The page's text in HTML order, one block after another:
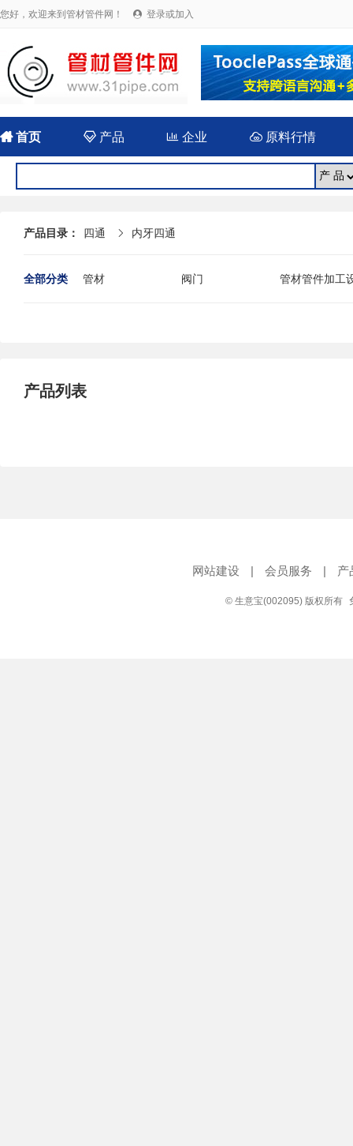
您好，欢迎来到管材管件网！  登录或加入
首页 产品  企业 原料行情
产品目录： 四通  内牙四通
全部分类 管材 阀门
管材管件加工
产品列表
网站建设 | 会员服务 | 产
© 生意宝(002095) 版权所有